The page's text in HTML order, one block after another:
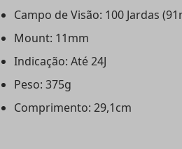
Campo de Visão: 100 Jardas
Mount: 11mm
Indicação: Até 24J
Peso: 375g
Comprimento: 29,1cm